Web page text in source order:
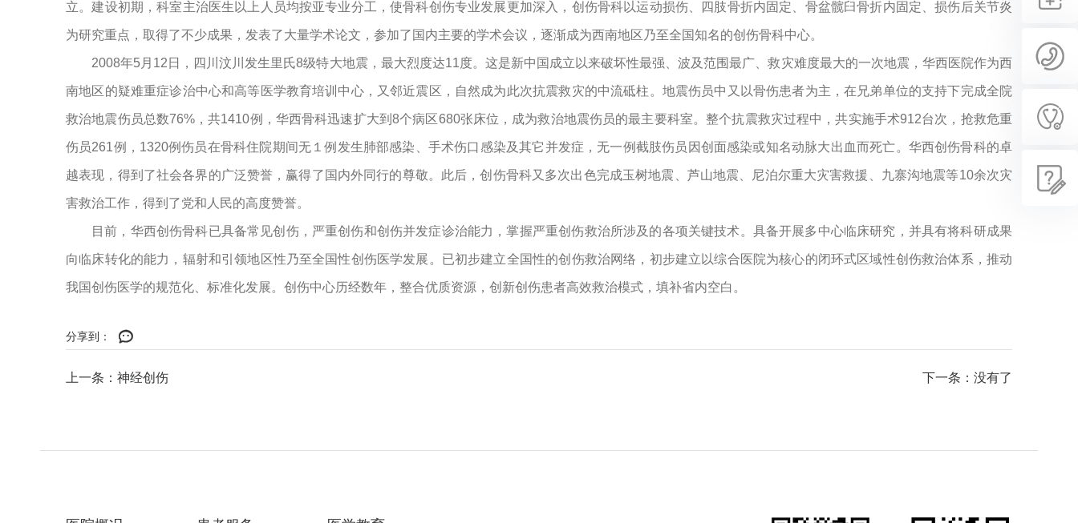
立。建设初期，科室主治医生以上人员均按亚专业分工，使骨科创伤专业发展更加深入，创伤骨科以运动损伤、四肢骨折内固定、骨盆髋臼骨折内固定、损伤后关节炎
为研究重点，取得了不少成果，发表了大量学术论文，参加了国内主要的学术会议，逐渐成为西南地区乃至全国知名的创伤骨科中心。
2008年5月12日，四川汶川发生里氏8级特大地震，最大烈度达11度。这是新中国成立以来破坏性最强、波及范围最广、救灾难度最大的一次地震，华西医院作为西
南地区的疑难重症诊治中心和高等医学教育培训中心，又邻近震区，自然成为此次抗震救灾的中流砥柱。地震伤员中又以骨伤患者为主，在兄弟单位的支持下完成全院
救治地震伤员总数76%，共1410例，华西骨科迅速扩大到8个病区680张床位，成为救治地震伤员的最主要科室。整个抗震救灾过程中，共实施手术912台次，抢救危重
伤员261例，1320例伤员在骨科住院期间无１例发生肺部感染、手术伤口感染及其它并发症，无一例截肢伤员因创面感染或知名动脉大出血而死亡。华西创伤骨科的卓
越表现，得到了社会各界的广泛赞誉，赢得了国内外同行的尊敬。此后，创伤骨科又多次出色完成玉树地震、芦山地震、尼泊尔重大灾害救援、九寨沟地震等10余次灾
害救治工作，得到了党和人民的高度赞誉。
目前，华西创伤骨科已具备常见创伤，严重创伤和创伤并发症诊治能力，掌握严重创伤救治所涉及的各项关键技术。具备开展多中心临床研究，并具有将科研成果
向临床转化的能力，辐射和引领地区性乃至全国性创伤医学发展。已初步建立全国性的创伤救治网络，初步建立以综合医院为核心的闭环式区域性创伤救治体系，推动
我国创伤医学的规范化、标准化发展。创伤中心历经数年，整合优质资源，创新创伤患者高效救治模式，填补省内空白。
分享到：
上一条：神经创伤 下一条：没有了